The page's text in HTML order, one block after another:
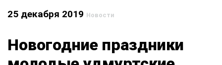
25 декабря 2019 Новости
Новогодние праздники